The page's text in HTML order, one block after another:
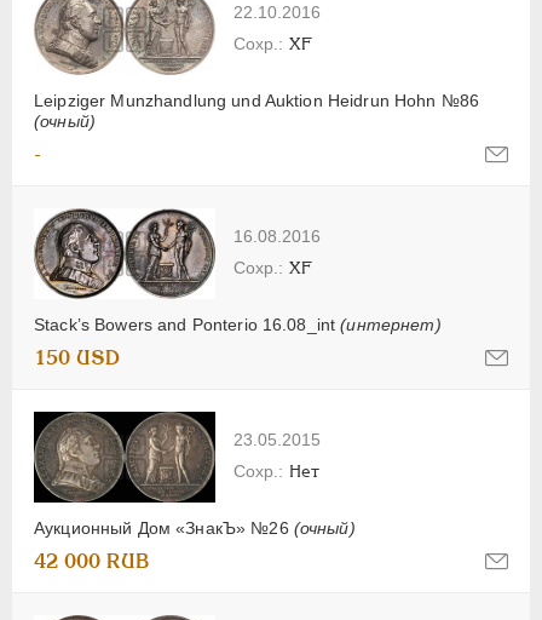
22.10.2016
Leipziger Munzhandlung und Auktion Heidrun Hohn №86
(очный)
XF
-
16.08.2016
Stack’s Bowers and Ponterio 16.08_int(интернет)
XF
150 USD
23.05.2015
Аукционный Дом «ЗнакЪ» №26 (очный)
Нет
42 000 RUB